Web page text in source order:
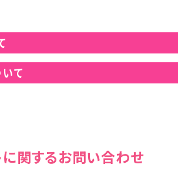
ンジメント（籠花）につきましては大
て
いたします。万一引き換えされたチケットの
なりご入場をお断りさせていただきます。
ケットの変更や払い戻しはできません。
関するお問い合わせ